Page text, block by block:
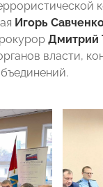
Игорь
Дмитрий
власти,